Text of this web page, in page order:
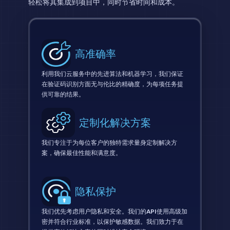
轻松将其集成到项目中，同时节省时间和成本。
高准确率
利用我们云服务中的先进算法和机器学习，我们保证
在验证码识别方面无与伦比的精确度，为每项任务提
供可靠的结果。
定制化解决方案
我们专注于为每位客户的独特需求量身定制解决方
案，确保最佳性能和满意度。
隐私保护
我们优先考虑用户隐私和安全。我们的API使用高级加
密并符合行业标准，以保护敏感数据。我们致力于在